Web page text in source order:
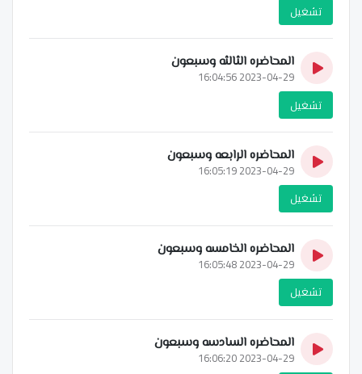
تشغيل
المحاضره الثالثه وسبعون
2023-04-29 16:04:56
تشغيل
المحاضره الرابعه وسبعون
2023-04-29 16:05:19
تشغيل
المحاضره الخامسه وسبعون
2023-04-29 16:05:48
تشغيل
المحاضره السادسه وسبعون
2023-04-29 16:06:20